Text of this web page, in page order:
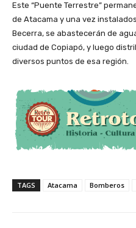
Este “Puente Terrestre”
de Atacama y una vez
Becerra, se abastecerán de
ciudad de Copiapó, y luego
diversos puntos de esa región.
TAGS Atacama Bomberos